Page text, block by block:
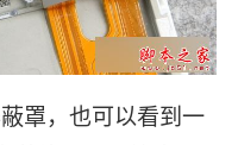
罩，也可以看到一